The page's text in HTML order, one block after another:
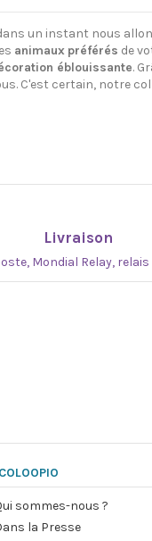
un instant nous
animaux préférés de
éblouissante.
C'est certain, notre
Livraison
Mondial Relay,
sommes-nous ?
la Presse